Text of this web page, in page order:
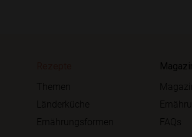
Themen
Länderküche
Ernährungsformen
FAQs